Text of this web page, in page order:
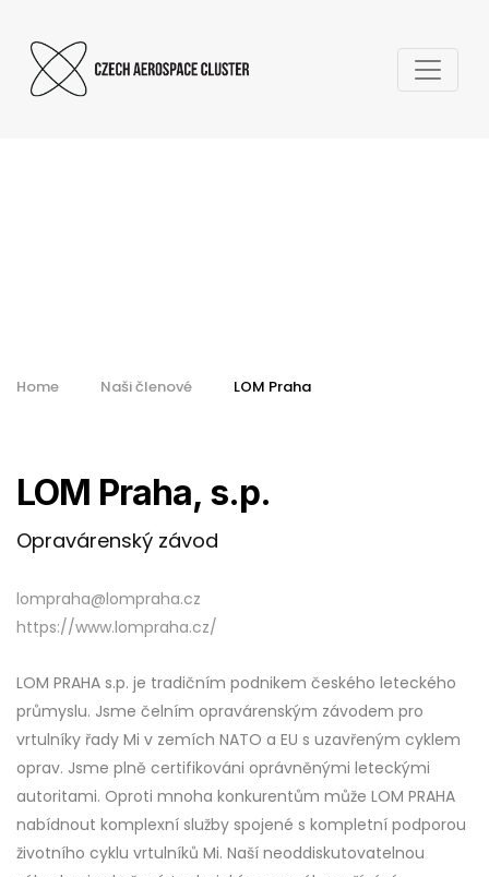
Home Naši členové LOM Praha
LOM Praha, s.p.
Opravárenský závod
lompraha@lompraha.cz
https://www.lompraha.cz/
LOM PRAHA s.p. je tradičním podnikem českého leteckého
průmyslu. Jsme čelním opravárenským závodem pro
vrtulníky řady Mi v zemích NATO a EU s uzavřeným cyklem
oprav. Jsme plně certifikováni oprávněnými leteckými
autoritami. Oproti mnoha konkurentům může LOM PRAHA
nabídnout komplexní služby spojené s kompletní podporou
životního cyklu vrtulníků Mi. Naší neoddiskutovatelnou